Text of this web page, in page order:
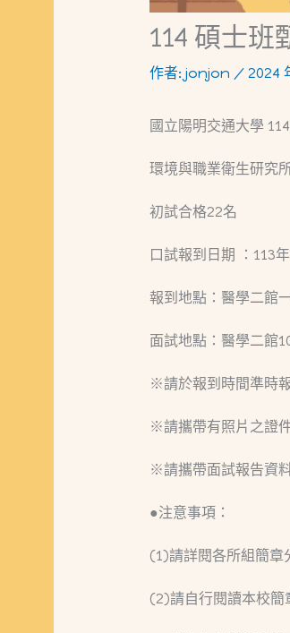
114 碩士班
作者: jonjon / 2024
國立陽明交通大學
環境與職業衛生研究
初試合格22名
口試報到日期 ：113
報到地點：醫學二館
面試地點：醫學二館
※請於報到時間準時
※請攜帶有照片之證
※請攜帶面試報告資
●注意事項：
(1)請詳閱各所組簡章
(2)請自行閱讀本校簡